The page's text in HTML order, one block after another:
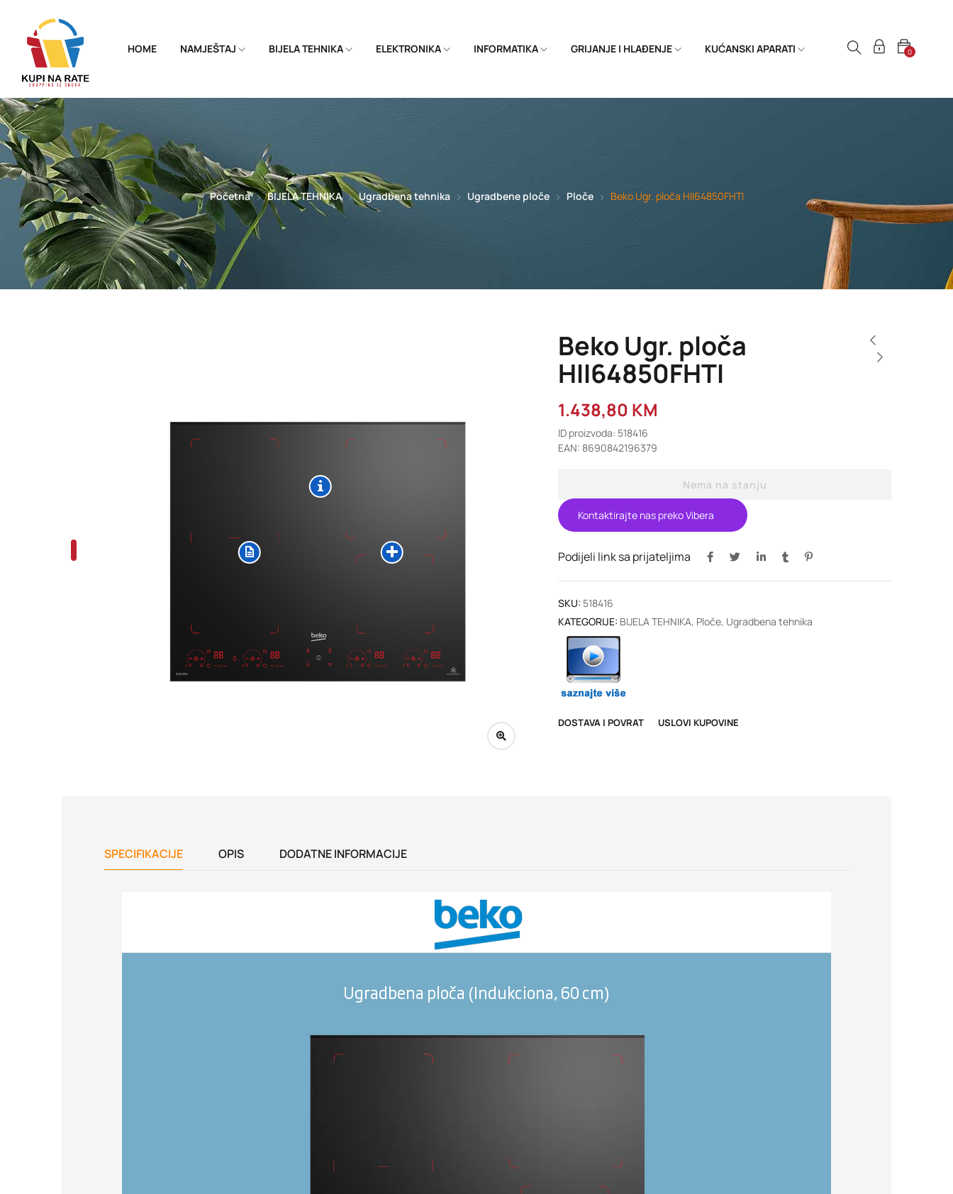
HOME NAMJEŠTAJ BIJELA TEHNIKA ELEKTRONIKA INFORMATIKA GRIJANJE I HLAĐENJE KUĆANSKI APARATI 0
Početna BIJELA TEHNIKA Ugradbena tehnika Ugradbene ploče Ploče Beko Ugr. ploča HII64850FHTI
Beko Ugr. ploča
HII64850FHTI
1.438,80 KM
ID proizvoda: 518416
EAN: 8690842196379
Nema na stanju
Kontaktirajte nas preko Vibera
Podijeli link sa prijateljima
SKU: 518416
KATEGORIJE: BIJELA TEHNIKA, Ploče, Ugradbena tehnika
DOSTAVA I POVRAT USLOVI KUPOVINE
SPECIFIKACIJE OPIS DODATNE INFORMACIJE
Ugradbena ploča (Indukciona, 60 cm)